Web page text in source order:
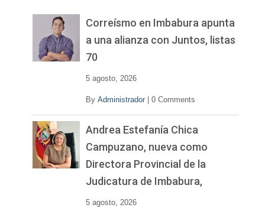
Correísmo en Imbabura apunta
a una alianza con Juntos, listas
70
5 agosto, 2026
By Administrador 0 Comments
Andrea Estefanía Chica
Campuzano, nueva como
Directora Provincial de la
Judicatura de Imbabura,
5 agosto, 2026